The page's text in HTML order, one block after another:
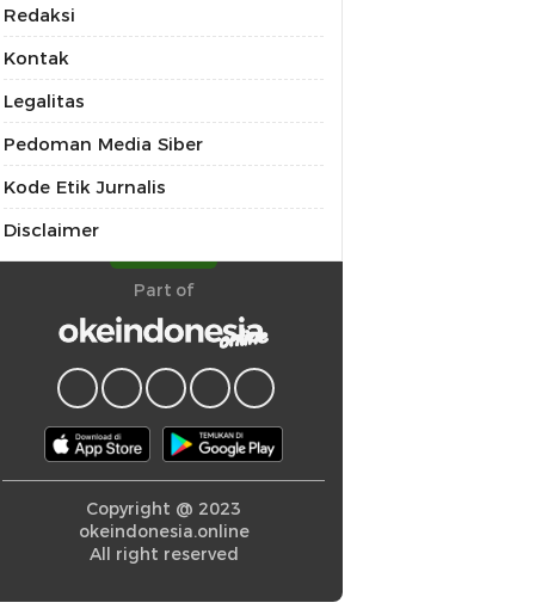
Redaksi
Kontak
Legalitas
Pedoman Media Siber
Kode Etik Jurnalis
Disclaimer
Part of
Copyright @ 2023
okeindonesia.online
All right reserved